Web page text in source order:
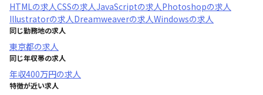
HTMLの求人CSSの求人JavaScriptの求人Photoshopの求人
Illustratorの求人Dreamweaverの求人Windowsの求人
同じ勤務地の求人
東京都の求人
同じ年収帯の求人
年収400万円の求人
特徴が近い求人